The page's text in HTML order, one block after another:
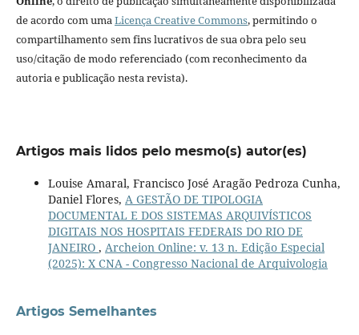
de acordo com umaLicença Creative Commons, permitindo o
compartilhamento sem fins lucrativos de sua obra pelo seu
uso/citação de modo referenciado (com reconhecimento da
autoria e publicação nesta revista).
Artigos mais lidos pelo mesmo(s) autor(es)
Louise Amaral, Francisco José Aragão Pedroza Cunha,
Daniel Flores, A GESTÃO DE TIPOLOGIA
DOCUMENTAL E DOS SISTEMAS ARQUIVÍSTICOS
DIGITAIS NOS HOSPITAIS FEDERAIS DO RIO DE
JANEIRO , Archeion Online: v. 13 n. Edição Especial
(2025): X CNA - Congresso Nacional de Arquivologia
Artigos Semelhantes